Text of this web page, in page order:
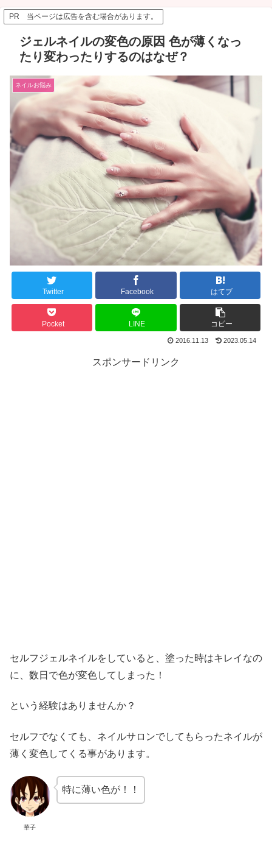
PR 当ページは広告を含む場合があります。
ジェルネイルの変色の原因 色が薄くなっ
たり変わったりするのはなぜ？
ネイルお悩み
Twitter Facebook はてブ
Pocket LINE コピー
2016.11.13 2023.05.14
スポンサードリンク
セルフジェルネイルをしていると、塗った時はキレイなの
に、数日で色が変色してしまった！
という経験はありませんか？
セルフでなくても、ネイルサロンでしてもらったネイルが
薄く変色してくる事があります。
華子
特に薄い色が！！